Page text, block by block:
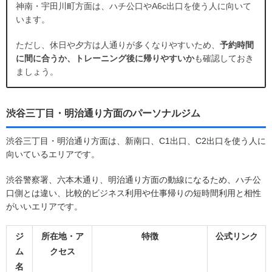
神南・宇田川町方面は、ハチ公口やA6c出口を使う人に向いて
います。
ただし、休日や夕方は人通りが多くなりやすいため、 予約時間
に間に合うか、トレーニング後に帰りやすいかも確認しておき
ましょう。
渋谷三丁目・明治通り方面のパーソナルジム
渋谷三丁目・明治通り方面は、新南口、C1出口、C2出口を使う人に
向いているエリアです。
渋谷警察署、六本木通り、明治通り方面の動線になるため、ハチ公
口側とは違い、比較的ビジネス利用や仕事帰りの短時間利用と相性
がいいエリアです。
ジ
ム
名
所在地・ア
クセス
特徴 公式リンク